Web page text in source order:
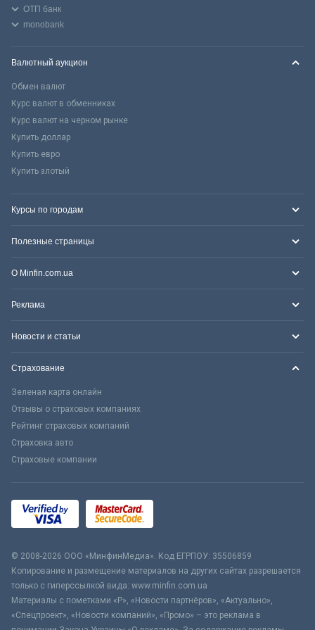
ОТП банк
monobank
Валютный аукцион
Обмен валют
Курс валют в обменниках
Курс валют на черном рынке
Купить доллар
Купить евро
Купить злотый
Курсы по городам
Полезные страницы
О Minfin.com.ua
Реклама
Новости и статьи
Страхование
Зеленая карта онлайн
Отзывы о страховых компаниях
Рейтинг страховых компаний
Страховка авто
Страховые компании
© 2008-2026 ООО «МинфинМедиа». Код ЕГРПОУ: 35506859
Копирование и размещение материалов на других сайтах разрешается
только с гиперссылкой вида: www.minfin.com.ua
Материалы с пометками «Р», «Новости партнёров», «Актуально»,
«Спецпроект», «Новости компаний», «Промо» – это реклама в